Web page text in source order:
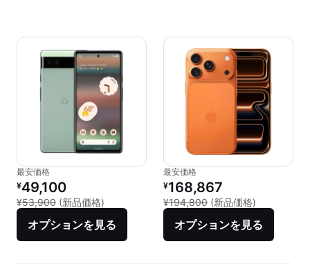
最安価格
リファービッシュ品の価格：
¥49,100
¥53,900 (新品価格) 新品との比較：¥53,900
オプションを見る
最安価格
リファービッシュ品の価格：
¥168,867
¥194,800 (新品価格)
オプションを見る